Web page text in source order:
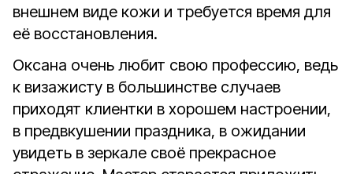
внешнем виде кожи и требуется время для
её восстановления.
Оксана очень любит свою профессию, ведь
к визажисту в большинстве случаев
приходят клиентки в хорошем настроении,
в предвкушении праздника, в ожидании
увидеть в зеркале своё прекрасное